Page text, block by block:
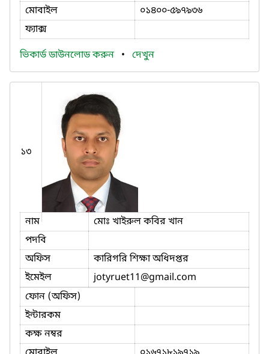
মোবাইল
০১৪০০-৫৯৭৯৩৬
ফ্যাক্স
ভিকার্ড ডাউনলোড করুন • দেখুন
১৩
নাম
মোঃ খাইরুল কবির খান
পদবি
অফিস
কারিগরি শিক্ষা অধিদপ্তর
ইমেইল
jotyruet11@gmail.com
ফোন (অফিস)
ইন্টারকম
কক্ষ নম্বর